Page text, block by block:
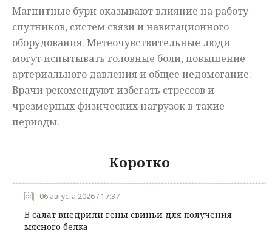
Магнитные бури оказывают влияние на работу
спутников, систем связи и навигационного
оборудования. Метеочувствительные люди
могут испытывать головные боли, повышение
артериального давления и общее недомогание.
Врачи рекомендуют избегать стрессов и
чрезмерных физических нагрузок в такие
периоды.
Коротко
06 августа 2026 / 17:37
В салат внедрили гены свиньи для получения
мясного белка